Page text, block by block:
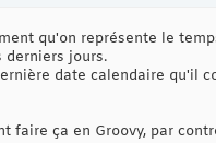
qu'on représente le
jours.
date calendaire qu'il
faire ça en Groovy, par